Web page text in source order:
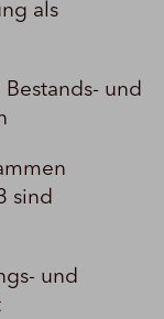
als
und
sind
und